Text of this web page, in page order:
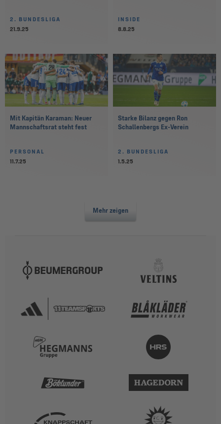
2. BUNDESLIGA
21.9.25
INSIDE
8.8.25
Mit Kapitän Karaman: Neuer
Mannschaftsrat steht fest
PERSONAL
11.7.25
Starke Bilanz gegen Ron
Schallenbergs Ex-Verein
2. BUNDESLIGA
1.5.25
Mehr zeigen